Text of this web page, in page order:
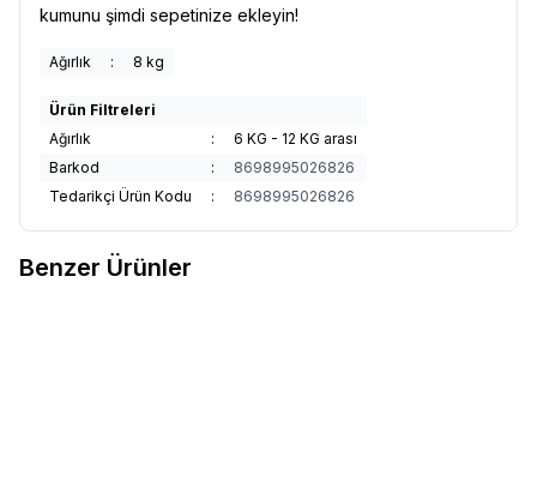
kumunu şimdi sepetinize ekleyin!
Ağırlık : 8 kg
Ürün Filtreleri
Ağırlık
:
6 KG - 12 KG arası
Barkod
:
8698995026826
Tedarikçi Ürün Kodu
: 8698995026826
Benzer Ürünler